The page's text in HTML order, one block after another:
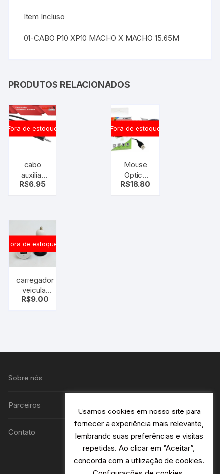
Item Incluso
01-CABO P10 XP10 MACHO X MACHO 15.65M
PRODUTOS RELACIONADOS
Fora de estoque
cabo
auxiliar
p2
3.5mm
p2xp1
R$6.95
Fora de estoque
Mouse
Optico
com led
R$18.80
Fora de estoque
carregador
veicular
C/2 saida
R$9.00
Sobre nós
Parceiros
Contato
Usamos cookies em nosso site para
fornecer a experiência mais relevante,
lembrando suas preferências e visitas
repetidas. Ao clicar em “Aceitar”,
concorda com a utilização de cookies.